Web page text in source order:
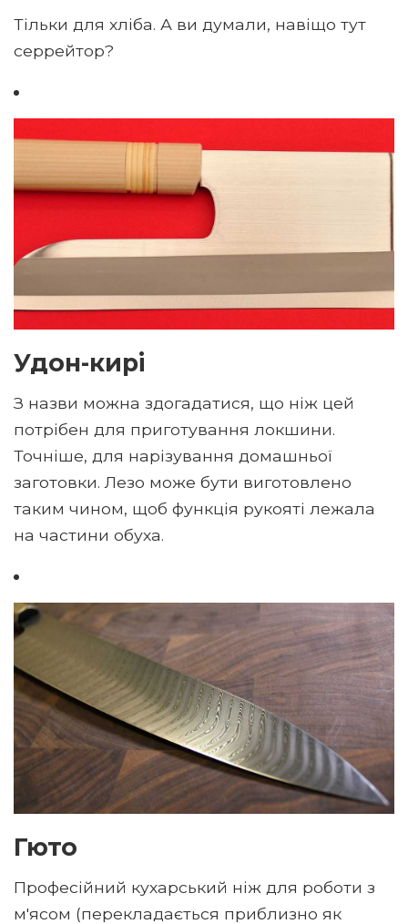
Тільки для хліба. А ви думали, навіщо тут
серрейтор?
Удон-кирі
З назви можна здогадатися, що ніж цей
потрібен для приготування локшини.
Точніше, для нарізування домашньої
заготовки. Лезо може бути виготовлено
таким чином, щоб функція рукояті лежала
на частини обуха.
Гюто
Професійний кухарський ніж для роботи з
м'ясом (перекладається приблизно як